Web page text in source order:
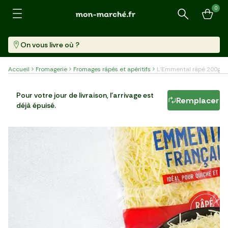
Recherche
0
On vous livre où ?
Accueil Fromagerie Fromages râpés et apéritifs L'Emmental râpé 200g
Paquet (200 G)
Pour votre jour de livraison, l'arrivage est
déjà épuisé.
Remplacer